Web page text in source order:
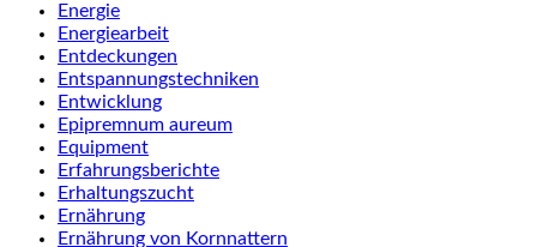
Energie
Energiearbeit
Entdeckungen
Entspannungstechniken
Entwicklung
Epipremnum aureum
Equipment
Erfahrungsberichte
Erhaltungszucht
Ernährung
Ernährung von Kornnattern